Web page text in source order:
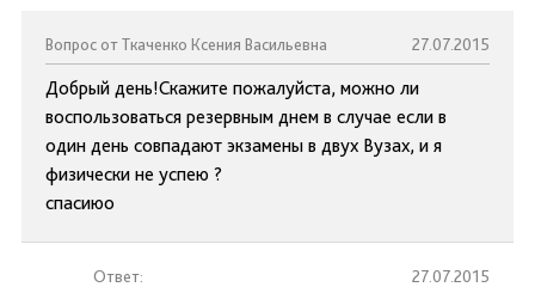
Вопрос от Ткаченко Ксения Васильевна 27.07.2015
Добрый день!Скажите пожалуйста, можно ли
воспользоваться резервным днем в случае если в
один день совпадают экзамены в двух Вузах, и я
физически не успею ?
спасиюо
Ответ: 27.07.2015